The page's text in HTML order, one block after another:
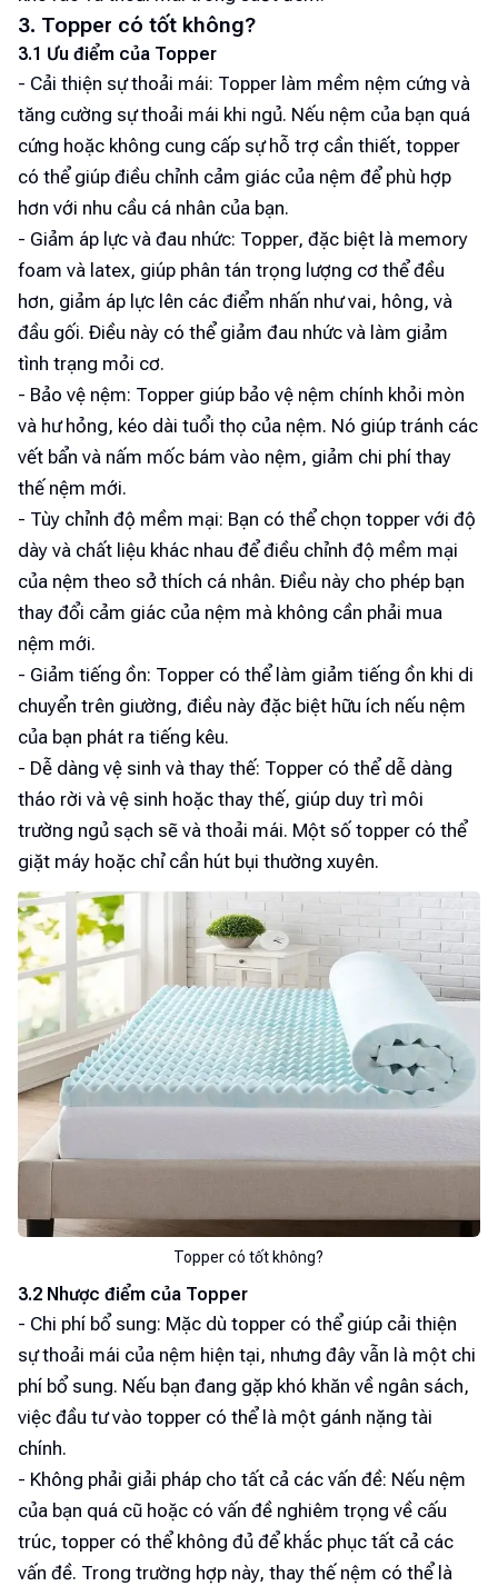
3. Topper có tốt không?
3.1 Ưu điểm của Topper
- Cải thiện sự thoải mái: Topper làm mềm nệm cứng và
tăng cường sự thoải mái khi ngủ. Nếu nệm của bạn quá
cứng hoặc không cung cấp sự hỗ trợ cần thiết, topper
có thể giúp điều chỉnh cảm giác của nệm để phù hợp
hơn với nhu cầu cá nhân của bạn.
- Giảm áp lực và đau nhức: Topper, đặc biệt là memory
foam và latex, giúp phân tán trọng lượng cơ thể đều
hơn, giảm áp lực lên các điểm nhấn như vai, hông, và
đầu gối. Điều này có thể giảm đau nhức và làm giảm
tình trạng mỏi cơ.
- Bảo vệ nệm: Topper giúp bảo vệ nệm chính khỏi mòn
và hư hỏng, kéo dài tuổi thọ của nệm. Nó giúp tránh các
vết bẩn và nấm mốc bám vào nệm, giảm chi phí thay
thế nệm mới.
- Tùy chỉnh độ mềm mại: Bạn có thể chọn topper với độ
dày và chất liệu khác nhau để điều chỉnh độ mềm mại
của nệm theo sở thích cá nhân. Điều này cho phép bạn
thay đổi cảm giác của nệm mà không cần phải mua
nệm mới.
- Giảm tiếng ồn: Topper có thể làm giảm tiếng ồn khi di
chuyển trên giường, điều này đặc biệt hữu ích nếu nệm
của bạn phát ra tiếng kêu.
- Dễ dàng vệ sinh và thay thế: Topper có thể dễ dàng
tháo rời và vệ sinh hoặc thay thế, giúp duy trì môi
trường ngủ sạch sẽ và thoải mái. Một số topper có thể
giặt máy hoặc chỉ cần hút bụi thường xuyên.
Topper có tốt không?
3.2 Nhược điểm của Topper
- Chi phí bổ sung: Mặc dù topper có thể giúp cải thiện
sự thoải mái của nệm hiện tại, nhưng đây vẫn là một chi
phí bổ sung. Nếu bạn đang gặp khó khăn về ngân sách,
việc đầu tư vào topper có thể là một gánh nặng tài
chính.
- Không phải giải pháp cho tất cả các vấn đề: Nếu nệm
của bạn quá cũ hoặc có vấn đề nghiêm trọng về cấu
trúc, topper có thể không đủ để khắc phục tất cả các
vấn đề. Trong trường hợp này, thay thế nệm có thể là